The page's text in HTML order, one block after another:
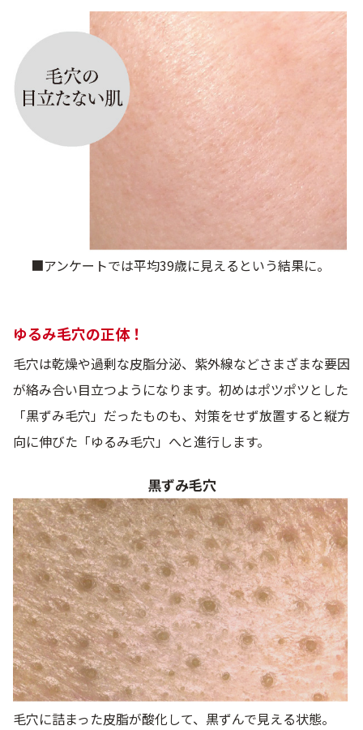
定期便
ブランド情報
ショッピングガイド
0120-371-217
9時〜21時 / 年中無休
■アンケートでは平均39歳に見えるという結果に。
ゆるみ毛穴の正体！
毛穴は乾燥や過剰な皮脂分泌、紫外線などさまざまな要因
が絡み合い目立つようになります。初めはポツポツとした
「黒ずみ毛穴」だったものも、対策をせず放置すると縦方
向に伸びた「ゆるみ毛穴」へと進行します。
黒ずみ毛穴
毛穴に詰まった皮脂が酸化して、黒ずんで見える状態。